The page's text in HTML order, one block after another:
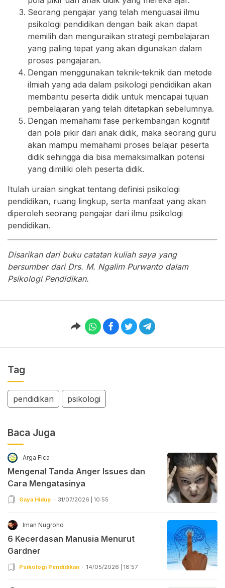
Seorang pengajar yang telah menguasai ilmu
psikologi pendidikan dengan baik akan dapat
memilih dan menguraikan strategi pembelajaran
yang paling tepat yang akan digunakan dalam
proses pengajaran.
Dengan menggunakan teknik-teknik dan metode
ilmiah yang ada dalam psikologi pendidikan akan
membantu peserta didik untuk mencapai tujuan
pembelajaran yang telah ditetapkan sebelumnya.
Dengan memahami fase perkembangan kognitif
dan pola pikir dari anak didik, maka seorang guru
akan mampu memahami proses belajar peserta
didik sehingga dia bisa memaksimalkan potensi
yang dimiliki oleh peserta didik.
Itulah uraian singkat tentang definisi psikologi
pendidikan, ruang lingkup, serta manfaat yang akan
diperoleh seorang pengajar dari ilmu psikologi
pendidikan.
Disarikan dari buku catatan kuliah saya yang
bersumber dari Drs. M. Ngalim Purwanto dalam
Psikologi Pendidikan.
Tag
pendidikan psikologi
Baca Juga
Arga Fica
Mengenal Tanda Anger Issues dan
Cara Mengatasinya
Gaya Hidup 31/07/2026 | 10:55
Iman Nugroho
6 Kecerdasan Manusia Menurut
Gardner
Psikologi Pendidikan 14/05/2026 | 18:57